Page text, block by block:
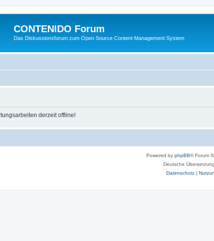
CONTENIDO Forum
Das Diskussionsforum zum Open Source Content Management System
derzeit offline!
Powered by phpBB® Forum
Deutsche
Datenschutz|